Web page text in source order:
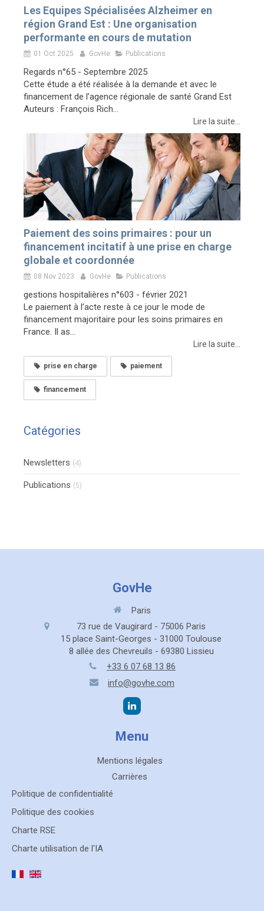
Les Equipes Spécialisées Alzheimer en
région Grand Est : Une organisation
performante en cours de mutation
01 Oct 2025 GovHe Publications
Regards n°65 - Septembre 2025
Cette étude a été réalisée à la demande et avec le
financement de l’agence régionale de santé Grand Est
Auteurs : François Rich...
Lire la suite...
Paiement des soins primaires : pour un
financement incitatif à une prise en charge
globale et coordonnée
08 Nov 2023 GovHe Publications
gestions hospitalières n°603 - février 2021
Le paiement à l’acte reste à ce jour le mode de
financement majoritaire pour les soins primaires en
France. Il as...
Lire la suite...
prise en charge paiement
financement
Catégories
Newsletters (4)
Publications (5)
GovHe
Paris
73 rue de Vaugirard - 75006 Paris
15 place Saint-Georges - 31000 Toulouse
8 allée des Chevreuils - 69380 Lissieu
+33 6 07 68 13 86
info@govhe.com
Menu
Mentions légales
Carrières
Politique de confidentialité
Politique des cookies
Charte RSE
Charte utilisation de l'IA